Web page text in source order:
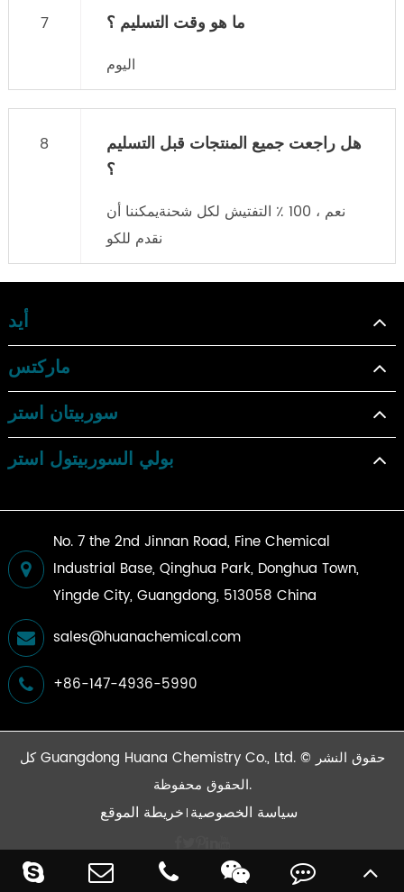
7 ما هو وقت التسليم ؟
اليوم
8
هل راجعت جميع المنتجات قبل التسليم
؟
نعم ، 100 ٪ التفتيش لكل شحنةيمكننا أن
نقدم للكو
أيد
ماركتس
سوربيتان استر
بولي السوربيتول استر
No. 7 the 2nd Jinnan Road, Fine Chemical
Industrial Base, Qinghua Park, Donghua Town,
Yingde City, Guangdong, 513058 China
sales@huanachemical.com
+86-147-4936-5990
حقوق النشر ©Guangdong Huana Chemistry Co., Ltd.كل
الحقوق محفوظة.
خريطة الموقع سياسة الخصوصية